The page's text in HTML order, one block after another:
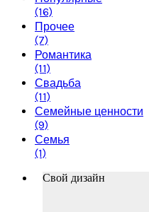
(16)
Прочее
(7)
Романтика
(11)
Свадьба
(11)
Семейные ценности
(9)
Семья
(1)
Свой дизайн